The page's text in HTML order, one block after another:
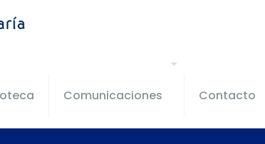
Comunicaciones Contacto